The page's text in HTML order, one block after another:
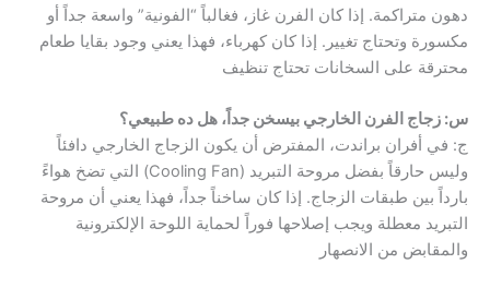
دهون متراكمة. إذا كان الفرن غاز، فغالباً “الفونية” واسعة جداً أو
مكسورة وتحتاج تغيير. إذا كان كهرباء، فهذا يعني وجود بقايا طعام
محترقة على السخانات تحتاج تنظيف
س: زجاج الفرن الخارجي بيسخن جداً، هل ده طبيعي؟
ج: في أفران براندت، المفترض أن يكون الزجاج الخارجي دافئاً
وليس حارقاً بفضل مروحة التبريد (Cooling Fan) التي تضخ هواءً
بارداً بين طبقات الزجاج. إذا كان ساخناً جداً، فهذا يعني أن مروحة
التبريد معطلة ويجب إصلاحها فوراً لحماية اللوحة الإلكترونية
والمقابض من الانصهار